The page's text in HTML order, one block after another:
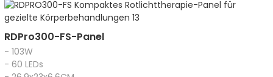
RDPro300-FS-Panel
- 103W
- 60 LEDs